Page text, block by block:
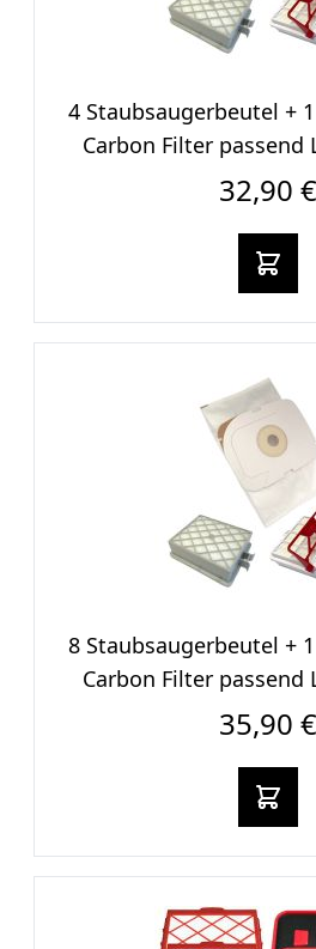
4 Staubsaugerbeutel +
Carbon Filter passend
Intelligence
32,90 €
In
8 Staubsaugerbeutel +
Carbon Filter passend
Intelligence
35,90 €
In